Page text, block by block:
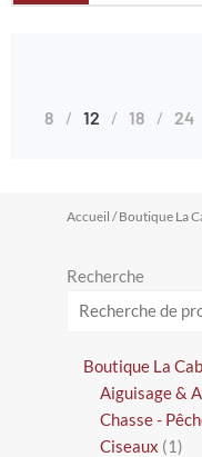
8
12 18 24
Accueil /Boutique La
Recherche
Boutique La
Aiguisage &
Chasse -
Ciseaux 1
11
14